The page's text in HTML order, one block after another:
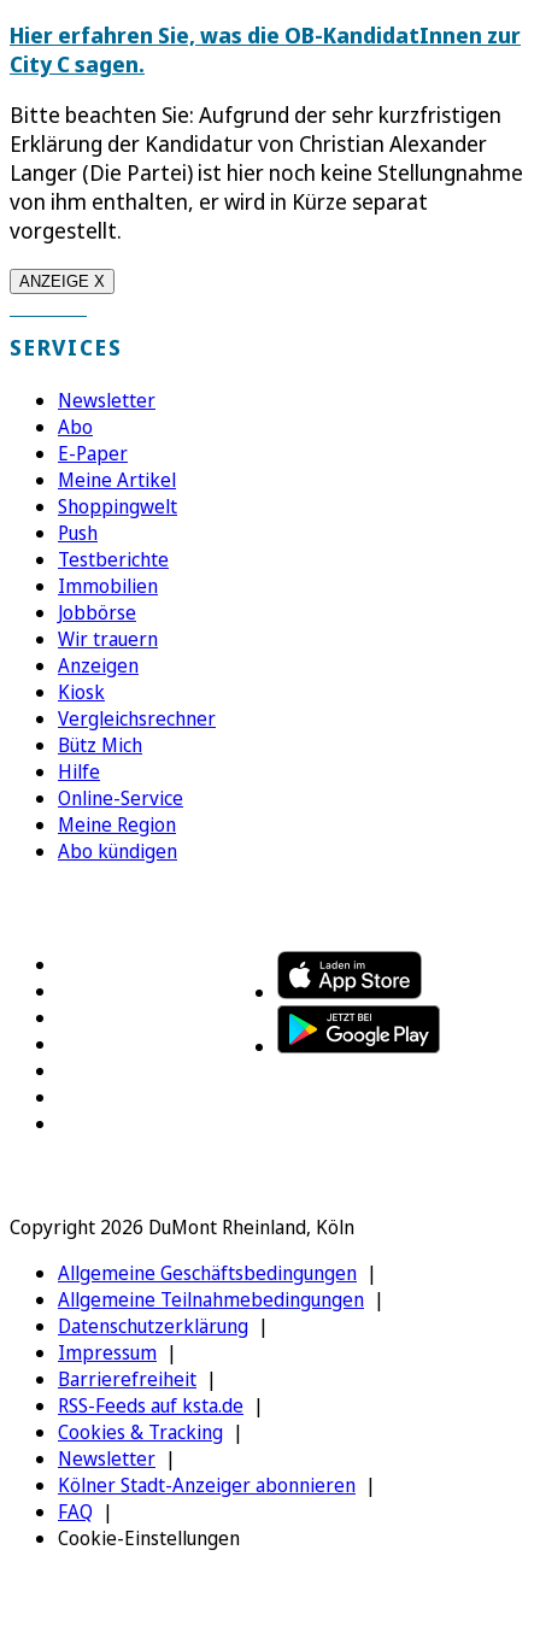
Hier erfahren Sie, was die OB-KandidatInnen zur
City C sagen.
Bitte beachten Sie: Aufgrund der sehr kurzfristigen
Erklärung der Kandidatur von Christian Alexander
Langer (Die Partei) ist hier noch keine Stellungnahme
von ihm enthalten, er wird in Kürze separat
vorgestellt.
ANZEIGE X
SERVICES
Newsletter
Abo
E-Paper
Meine Artikel
Shoppingwelt
Push
Testberichte
Immobilien
Jobbörse
Wir trauern
Anzeigen
Kiosk
Vergleichsrechner
Bütz Mich
Hilfe
Online-Service
Meine Region
Abo kündigen
Copyright 2026 DuMont Rheinland, Köln
Allgemeine Geschäftsbedingungen
Allgemeine Teilnahmebedingungen
Datenschutzerklärung
Impressum
Barrierefreiheit
RSS-Feeds auf ksta.de
Cookies & Tracking
Newsletter
Kölner Stadt-Anzeiger abonnieren
FAQ
Cookie-Einstellungen